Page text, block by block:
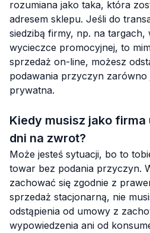
rozumiana jako taka, która
adresem sklepu. Jeśli do
siedzibą firmy, np. na targach,
wycieczce promocyjnej, to
sprzedaż on-line, możesz
podawania przyczyn zarówno
prywatna.
Kiedy musisz jako firma
dni na zwrot?
Może jesteś sytuacji, bo to
towar bez podania przyczyn.
zachować się zgodnie z
sprzedaż stacjonarną, nie
odstąpienia od umowy z
wypowiedzenia ani od